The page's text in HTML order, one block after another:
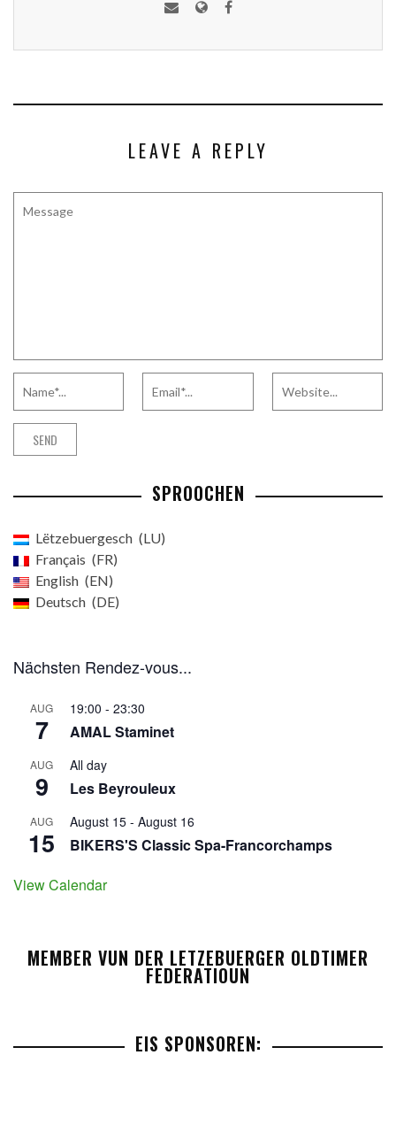
LEAVE A REPLY
SPROOCHEN
Lëtzebuergesch
LU
Français
FR
English
EN
Deutsch
DE
Nächsten Rendez-vous...
AUG
7
19:00 - 23:30
AMAL Staminet
AUG
9
All day
Les Beyrouleux
AUG
15
August 15 - August 16
BIKERS'S Classic Spa-Francorchamps
View Calendar
MEMBER VUN DER LETZEBUERGER OLDTIMER
FEDERATIOUN
EIS SPONSOREN: